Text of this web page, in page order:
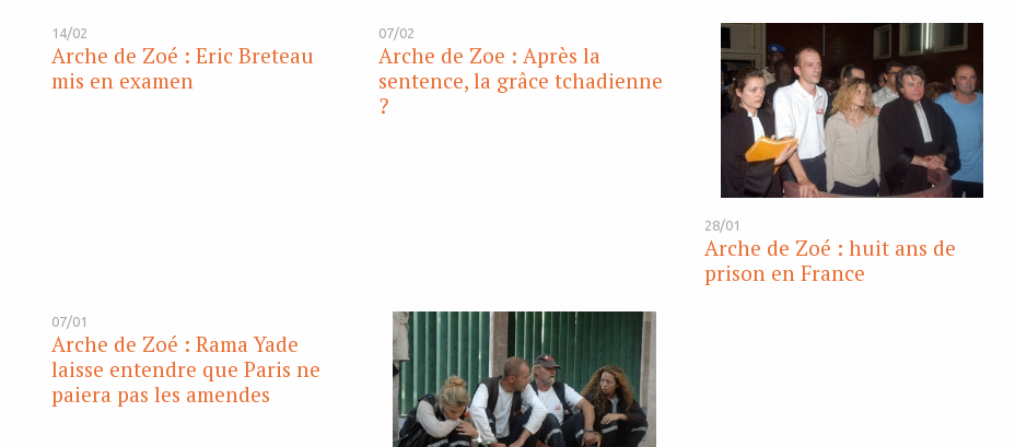
14/02
Arche de Zoé : Eric Breteau
mis en examen
07/02
Arche de Zoe : Après la
sentence, la grâce tchadienne
?
28/01
Arche de Zoé : huit ans de
prison en France
07/01
Arche de Zoé : Rama Yade
laisse entendre que Paris ne
paiera pas les amendes